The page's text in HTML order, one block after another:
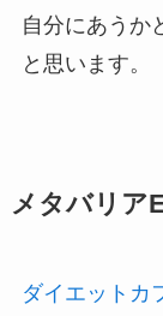
自分にあうか
と思います。
メタバリア
ダイエットカ